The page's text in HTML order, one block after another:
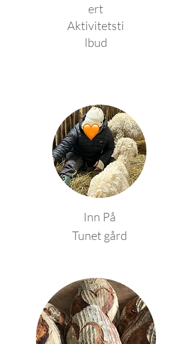
ert
Aktivitetsti
lbud
Inn På
Tunet gård